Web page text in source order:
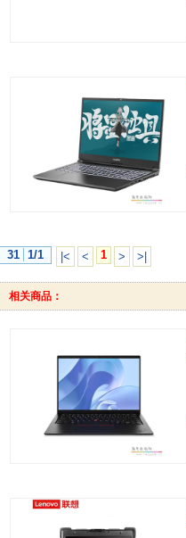
31 1/1 |< < 1 > >|
相关商品：